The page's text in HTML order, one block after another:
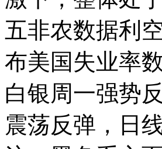
五非农数据利
布美国失业率
白银周一强势
震荡反弹，日